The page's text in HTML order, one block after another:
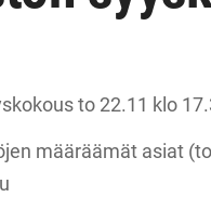
to 22.11 klo
määräämät asiat